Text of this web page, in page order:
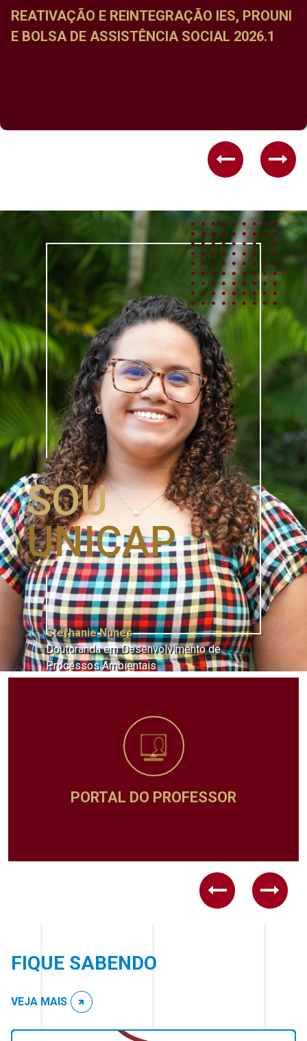
CALENDÁRIO DE MATRÍCULA NAS
DISCIPLINAS DO PERÍODO LETIVO ESPECIAL
Previous
SOU
UNICAP
Stefhanie Nunes
Doutoranda em Desenvolvimento de
Processos Ambientais
ADMINISTRATIVO
Previous
Next
FIQUE SABENDO
VEJA MAIS